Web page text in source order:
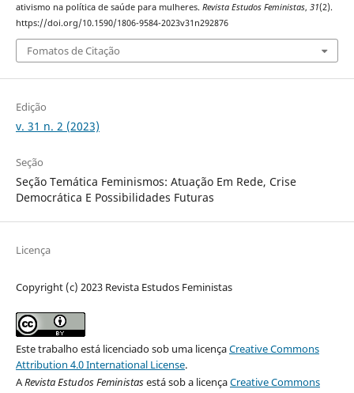
ativismo na política de saúde para mulheres. Revista Estudos Feministas, 31(2).
https://doi.org/10.1590/1806-9584-2023v31n292876
Fomatos de Citação
Edição
v. 31 n. 2 (2023)
Seção
Seção Temática Feminismos: Atuação Em Rede, Crise
Democrática E Possibilidades Futuras
Licença
Copyright (c) 2023 Revista Estudos Feministas
Este trabalho está licenciado sob uma licençaCreative Commons
Attribution 4.0 International License.
ARevista Estudos Feministasestá sob a licençaCreative Commons